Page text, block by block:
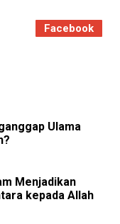
Facebook
Ulama
Menjadikan
kepada Allah